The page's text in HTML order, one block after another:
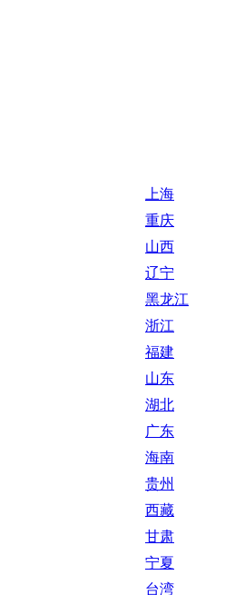
上海
重庆
山西
辽宁
黑龙江
浙江
福建
山东
湖北
广东
海南
贵州
西藏
甘肃
宁夏
台湾